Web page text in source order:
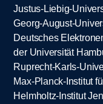
Justus-Liebig-
Georg-August-
Deutsches
der Universität
Ruprecht-Karls-
Max-Planck-Institut
Helmholtz-Institut